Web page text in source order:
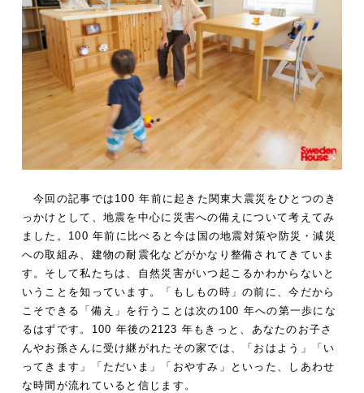
今回の記事では100 年前に起きた関東大震災をひとつのき
っかけとして、地震を中心に災害への備えについて考えてみ
ました。100 年前に比べると今は国の地震対策や防災・減災
への取組み、建物の耐震化などがかなり整備されてきていま
す。そして私たちは、自然災害がいつ起こるかわからないと
いうことを知っています。「もしもの時」の前に、今だから
こそできる「備え」を行うことは次の100 年への第一歩にな
るはずです。100 年後の2123 年もきっと、あなたのお子さ
んやお孫さんに受け継がれたその家では、「おはよう」「い
ってきます」「ただいま」「おやすみ」といった、しあわせ
な時間が流れていると信じます。